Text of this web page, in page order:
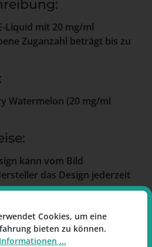
Liquid mit 20 mg/ml
Zuganzahl beträgt bis zu
Watermelon (20 mg/ml
kann vom Bild
das Design jederzeit
Cookies, um eine
bieten zu können.
...